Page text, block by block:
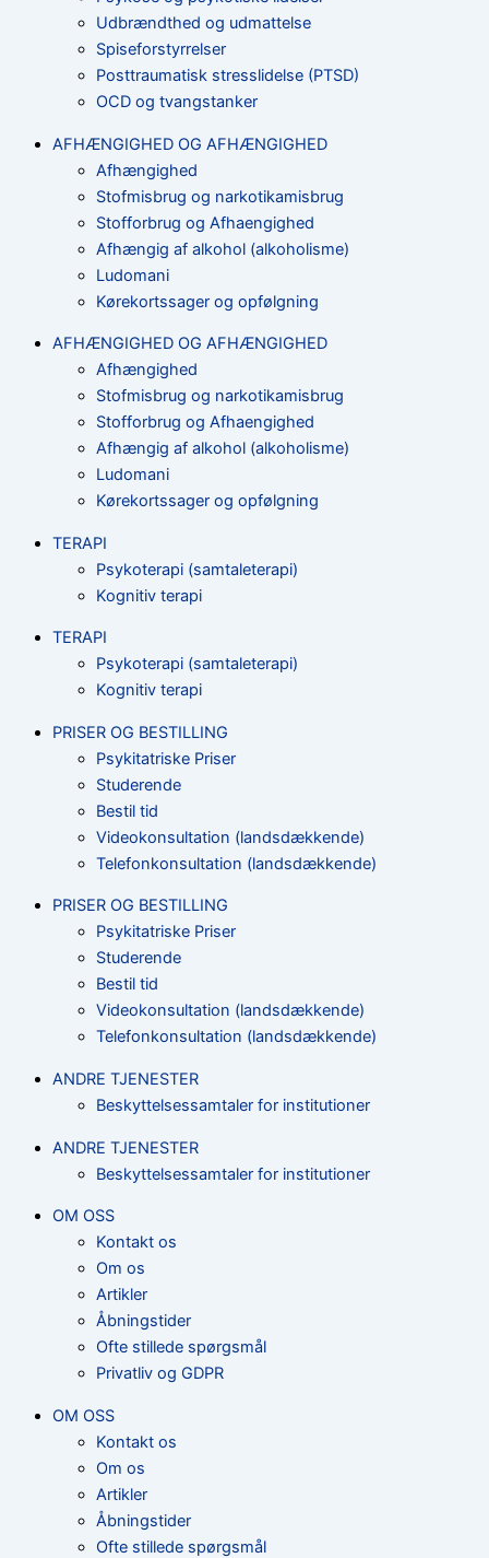
Udbrændthed og udmattelse
Spiseforstyrrelser
Posttraumatisk stresslidelse (PTSD)
OCD og tvangstanker
AFHÆNGIGHED OG AFHÆNGIGHED
Afhængighed
Stofmisbrug og narkotikamisbrug
Stofforbrug og Afhaengighed
Afhængig af alkohol (alkoholisme)
Ludomani
Kørekortssager og opfølgning
AFHÆNGIGHED OG AFHÆNGIGHED
Afhængighed
Stofmisbrug og narkotikamisbrug
Stofforbrug og Afhaengighed
Afhængig af alkohol (alkoholisme)
Ludomani
Kørekortssager og opfølgning
TERAPI
Psykoterapi (samtaleterapi)
Kognitiv terapi
TERAPI
Psykoterapi (samtaleterapi)
Kognitiv terapi
PRISER OG BESTILLING
Psykitatriske Priser
Studerende
Bestil tid
Videokonsultation (landsdækkende)
Telefonkonsultation (landsdækkende)
PRISER OG BESTILLING
Psykitatriske Priser
Studerende
Bestil tid
Videokonsultation (landsdækkende)
Telefonkonsultation (landsdækkende)
ANDRE TJENESTER
Beskyttelsessamtaler for institutioner
ANDRE TJENESTER
Beskyttelsessamtaler for institutioner
OM OSS
Kontakt os
Om os
Artikler
Åbningstider
Ofte stillede spørgsmål
Privatliv og GDPR
OM OSS
Kontakt os
Om os
Artikler
Åbningstider
Ofte stillede spørgsmål